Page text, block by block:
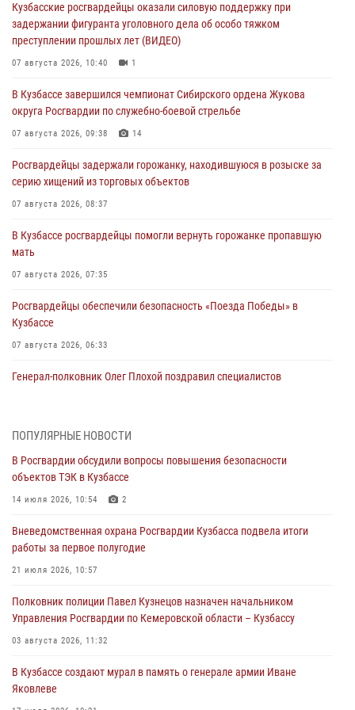
Кузбасские росгвардейцы оказали силовую поддержку при
задержании фигуранта уголовного дела об особо тяжком
преступлении прошлых лет (ВИДЕО)
07 августа 2026, 10:40 1
В Кузбассе завершился чемпионат Сибирского ордена Жукова
округа Росгвардии по служебно-боевой стрельбе
07 августа 2026, 09:38 14
Росгвардейцы задержали горожанку, находившуюся в розыске за
серию хищений из торговых объектов
07 августа 2026, 08:37
В Кузбассе росгвардейцы помогли вернуть горожанке пропавшую
мать
07 августа 2026, 07:35
Росгвардейцы обеспечили безопасность «Поезда Победы» в
Кузбассе
07 августа 2026, 06:33
Генерал-полковник Олег Плохой поздравил специалистов
07 августа 2026, 05:32
С 1 сентября 2026 года вступает в силу новый федеральный закон о
частной охранной деятельности
06 августа 2026, 10:19
Росгвардейцы задержали предполагаемого виновника причинения
ножевого ранения кемеровчанину
06 августа 2026, 09:18
Росгвардейцы задержали мужчину, повредившего имущество
горожанки
06 августа 2026, 08:17
Росгвардейцы пресекли противоправные действия и защитили
новокузнечанку от агрессивного знакомого
ПОПУЛЯРНЫЕ НОВОСТИ
В Росгвардии обсудили вопросы повышения безопасности
объектов ТЭК в Кузбассе
14 июля 2026, 10:54 2
Вневедомственная охрана Росгвардии Кузбасса подвела итоги
работы за первое полугодие
21 июля 2026, 10:57
Полковник полиции Павел Кузнецов назначен начальником
Управления Росгвардии по Кемеровской области – Кузбассу
03 августа 2026, 11:32
В Кузбассе создают мурал в память о генерале армии Иване
Яковлеве